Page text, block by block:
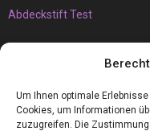
Um Ihnen optimale
Cookies, um Informationen
zuzugreifen. Die
Abdeckstift Test
Armaflex 19mm die